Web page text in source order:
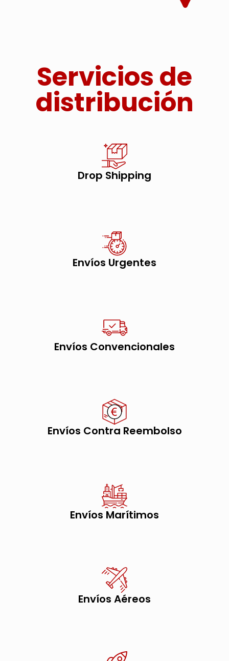
Servicios de
distribución
Drop Shipping
Envíos Urgentes
Envíos Convencionales
Envíos Contra Reembolso
Envíos Marítimos
Envíos Aéreos